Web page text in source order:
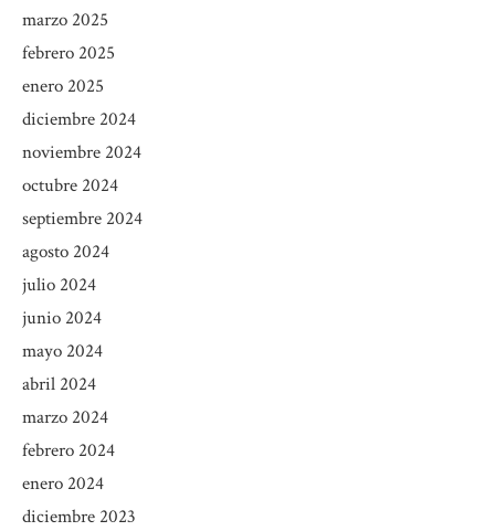
marzo 2025
febrero 2025
enero 2025
diciembre 2024
noviembre 2024
octubre 2024
septiembre 2024
agosto 2024
julio 2024
junio 2024
mayo 2024
abril 2024
marzo 2024
febrero 2024
enero 2024
diciembre 2023